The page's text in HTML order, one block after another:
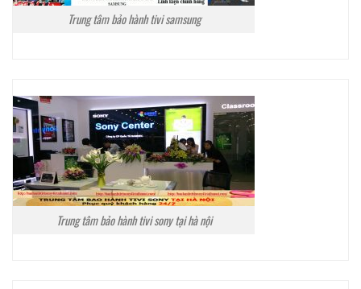
Trung tâm bảo hành tivi samsung
Trung tâm bảo hành tivi sony tại hà nội